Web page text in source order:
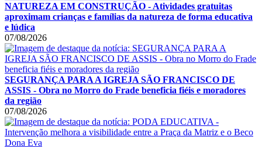
NATUREZA EM CONSTRUÇÃO - Atividades gratuitas
aproximam crianças e famílias da natureza de forma educativa
e lúdica
07/08/2026
SEGURANÇA PARA A IGREJA SÃO FRANCISCO DE
ASSIS - Obra no Morro do Frade beneficia fiéis e moradores
da região
07/08/2026